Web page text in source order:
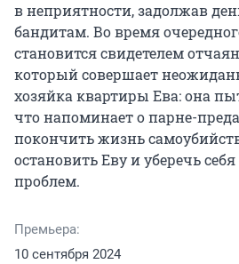
в неприятности, задолжав
бандитам. Во время
становится свидетелем
который совершает
хозяйка квартиры Ева: она
что напоминает о парне-
покончить жизнь
остановить Еву и уберечь
проблем.
Премьера:
10 сентября 2024